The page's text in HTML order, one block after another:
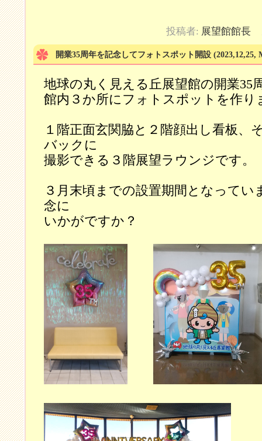
投稿者: 展望館館長
開業35周年を記念してフォトスポット開設 (2023,12,25,
地球の丸く見える丘展望館の開業35
館内３か所にフォトスポットを作り
１階正面玄関脇と２階顔出し看板、
バックに
撮影できる３階展望ラウンジです。
３月末頃までの設置期間となってい
念に
いかがですか？